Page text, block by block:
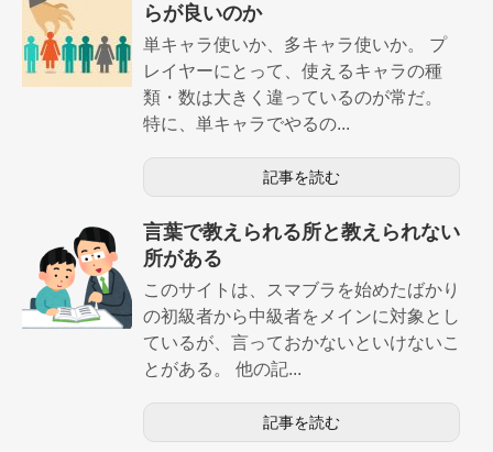
らが良いのか
単キャラ使いか、多キャラ使いか。 プ
レイヤーにとって、使えるキャラの種
類・数は大きく違っているのが常だ。
特に、単キャラでやるの...
記事を読む
言葉で教えられる所と教えられない
所がある
このサイトは、スマブラを始めたばかり
の初級者から中級者をメインに対象とし
ているが、言っておかないといけないこ
とがある。 他の記...
記事を読む